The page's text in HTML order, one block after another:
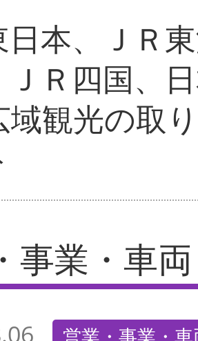
日本、ＪＲ
ＪＲ四国、
域観光の取
事業・車両
営業・事業・